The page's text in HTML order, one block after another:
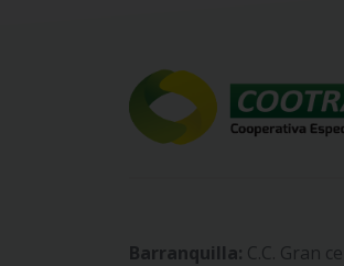
Barranquilla: C.C. Gran